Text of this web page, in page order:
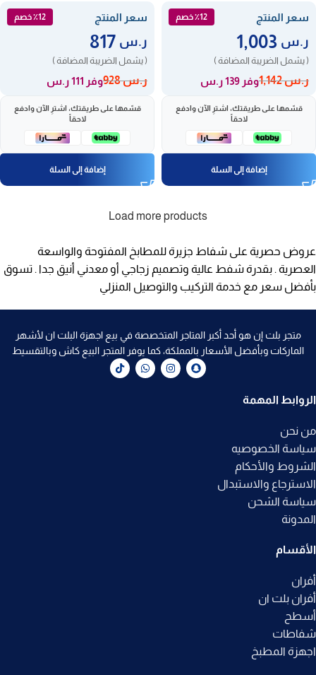
سعر المنتج
٪12 خصم
ر.س
( يشمل الضريبة المضافة )
ر.س1,142 وفر 139 ر.س
قسّمها على طريقتك، اشترِ الآن وادفع
لاحقاً
إضافة إلى السلة
سعر المنتج
٪12 خصم
ر.س
( يشمل الضريبة المضافة )
ر.س928 وفر 111 ر.س
قسّمها على طريقتك، اشترِ الآن وادفع
لاحقاً
إضافة إلى السلة
Load more products
عروض حصرية على شفاط جزيرة للمطابخ المفتوحة والواسعة
العصرية . بقدرة شفط عالية وتصميم زجاجي أو معدني أنيق جدا . تسوق
بأفضل سعر مع خدمة التركيب والتوصيل المنزلي
متجر بلت إن هو أحد أكبر المتاجر المتخصصة في بيع اجهزة البلت ان لأشهر
الماركات وبأفضل الأسعار بالمملكة، كما يوفر المتجر البيع كاش وبالتقسيط
الروابط المهمة
من نحن
سياسة الخصوصيه
الشروط والأحكام
الاسترجاع والاستبدال
سياسة الشحن
المدونة
الأقسام
أفران
أفران بلت ان
أسطح
شفاطات
اجهزة المطبخ